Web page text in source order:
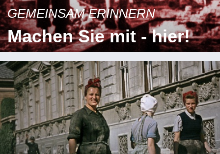
GEMEINSAM ERINNERN
Machen Sie mit - hier!